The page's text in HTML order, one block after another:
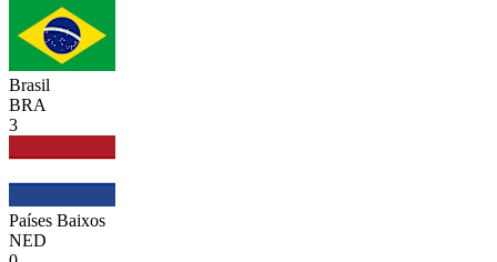
Brasil
BRA
3
Países Baixos
NED